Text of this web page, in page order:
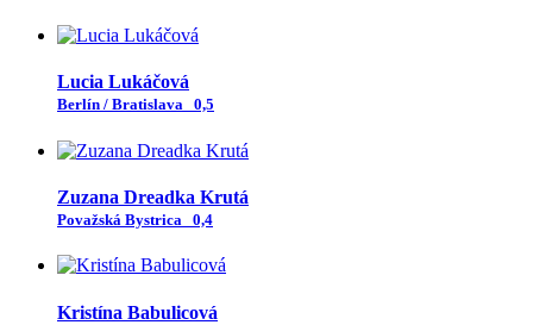
Lucia Lukáčová
Berlín / Bratislava 0,5
Zuzana Dreadka Krutá
Považská Bystrica 0,4
Kristína Babulicová